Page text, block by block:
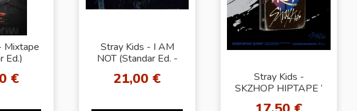
Mixtape
Ed.)
€
Stray Kids - I AM
NOT (Standar Ed. -
21,00 €
Stray Kids -
SKZHOP HIPTAPE ‘